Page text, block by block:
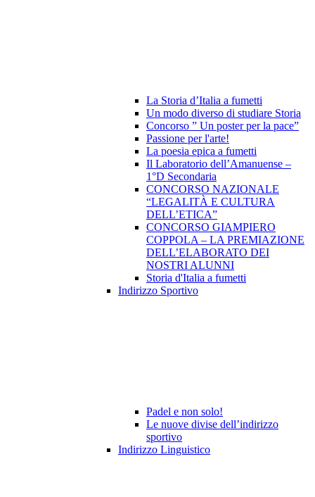
La Storia d’Italia a fumetti
Un modo diverso di studiare Storia
Concorso ” Un poster per la pace”
Passione per l'arte!
La poesia epica a fumetti
Il Laboratorio dell’Amanuense –
1°D Secondaria
CONCORSO NAZIONALE
“LEGALITÀ E CULTURA
DELL’ETICA”
CONCORSO GIAMPIERO
COPPOLA – LA PREMIAZIONE
DELL’ELABORATO DEI
NOSTRI ALUNNI
Storia d'Italia a fumetti
Indirizzo Sportivo
Padel e non solo!
Le nuove divise dell’indirizzo
sportivo
Indirizzo Linguistico